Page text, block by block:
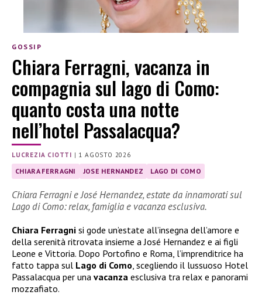
GOSSIP
Chiara Ferragni, vacanza in
compagnia sul lago di Como:
quanto costa una notte
nell’hotel Passalacqua?
LUCREZIA CIOTTI | 1 AGOSTO 2026
CHIARA FERRAGNI JOSE HERNANDEZ LAGO DI COMO
Chiara Ferragni e José Hernandez, estate da innamorati sul
Lago di Como: relax, famiglia e vacanza esclusiva.
Chiara Ferragni si gode un’estate all’insegna dell’amore e
della serenità ritrovata insieme a José Hernandez e ai figli
Leone e Vittoria. Dopo Portofino e Roma, l’imprenditrice ha
fatto tappa sul Lago di Como , scegliendo il lussuoso Hotel
Passalacqua per una vacanza esclusiva tra relax e panorami
mozzafiato.